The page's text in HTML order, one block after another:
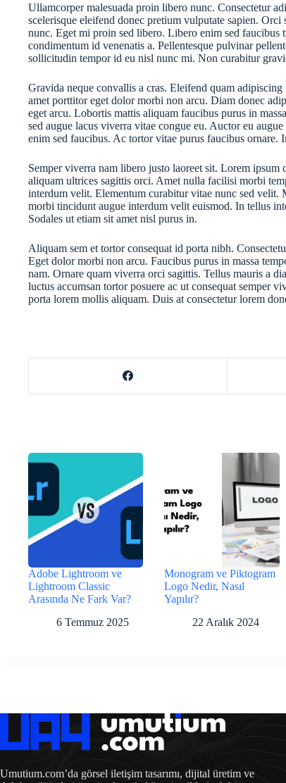
Ullamcorper malesuada proin libero nunc. Consectetur
scelerisque eleifend donec pretium vulputate sapien.
nunc. Eget mi proin sed libero. Libero enim sed faucibus
condimentum id venenatis a. Pellentesque pulvinar
sollicitudin tempor id eu nisl nunc mi. Non curabitur
Gravida neque convallis a cras. Eleifend quam
amet porttitor eget dolor morbi non arcu. Diam donec
eget arcu. Lobortis mattis aliquam faucibus purus in
sed augue lacus viverra vitae congue eu. Auctor eu
enim sed faucibus. Ac tortor vitae purus faucibus ornare.
Semper viverra nam libero justo laoreet sit. Lorem
aliquam ultrices sagittis orci. Amet nulla facilisi morbi
interdum velit. Elementum curabitur vitae nunc sed velit.
morbi tincidunt augue interdum velit euismod. In tellus
Sodales ut etiam sit amet nisl purus in.
Aliquam sem et tortor consequat id porta nibh.
Eget dolor morbi non arcu. Faucibus purus in massa
nam. Ornare quam viverra orci sagittis. Tellus mauris a
luctus accumsan tortor posuere ac ut consequat semper
porta lorem mollis aliquam. Duis at consectetur lorem
Adobe Lightroom ve
Lightroom Classic
Arasında Ne Fark Var?
6 Temmuz 2025
Monogram ve Piktogram
Logo Nedir, Nasıl
Yapılır?
22 Aralık 2024
Umutium.com’da görsel iletişim tasarımı, dijital üretim ve